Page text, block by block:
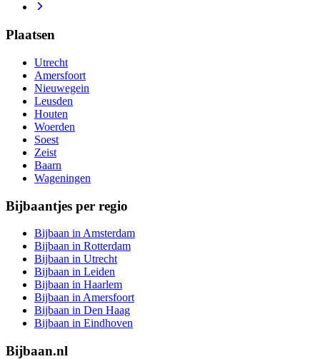
Plaatsen
Utrecht
Amersfoort
Nieuwegein
Leusden
Houten
Woerden
Soest
Zeist
Baarn
Wageningen
Bijbaantjes per regio
Bijbaan in Amsterdam
Bijbaan in Rotterdam
Bijbaan in Utrecht
Bijbaan in Leiden
Bijbaan in Haarlem
Bijbaan in Amersfoort
Bijbaan in Den Haag
Bijbaan in Eindhoven
Bijbaan.nl